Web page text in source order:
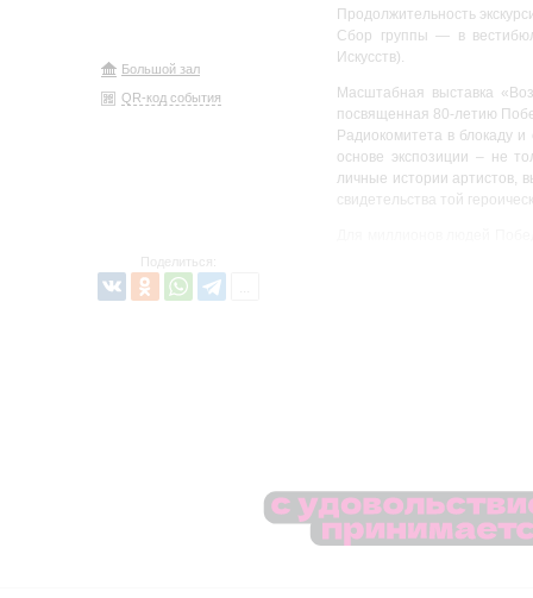
Большой зал
QR-код события
Поделиться:
Продолжительность
Сбор группы — в
Искусств).
Масштабная выставка
посвященная 80-летию
Радиокомитета в блокаду
основе экспозиции – не
личные истории артистов,
свидетельства той
Впервые посетители
сцене Большого зала